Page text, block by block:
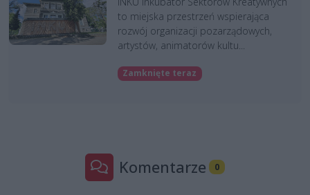
to miejska przestrzeń wspierająca
rozwój organizacji pozarządowych,
artystów, animatorów kultu...
Zamknięte teraz
Komentarze 0